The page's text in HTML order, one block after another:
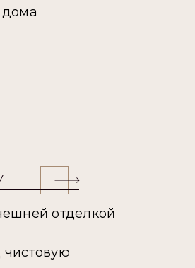
дома
отделкой